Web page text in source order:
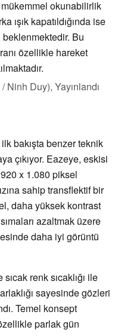
mükemmel okunabilirlik
ışık kapatıldığında ise
Bu
özellikle hareket
Ninh Duy), Yayınlandı
bakışta benzer teknik
çıkıyor. Eazeye, eskisi
x 1.080 piksel
sahip transflektif bir
daha yüksek kontrast
azaltmak üzere
daha iyi görüntü
renk sıcaklığı ile
sayesinde gözleri
Temel konsept
parlak gün